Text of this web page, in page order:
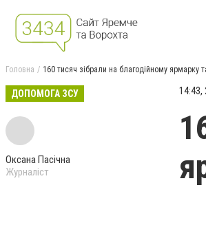
Головна 160 тисяч зібрали на благодійному ярмарку
ДОПОМОГА ЗСУ
Оксана Пасічна
Журналіст
14:43,